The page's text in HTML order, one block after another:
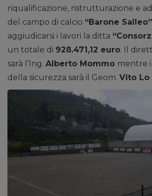
riqualificazione, ristrutturazione e
del campo di calcio “Barone
aggiudicarsi i lavori la ditta
un totale di 928.471,12 euro. Il
sarà l’Ing. Alberto Mommo mentre
della sicurezza sarà il Geom. Vito Lo